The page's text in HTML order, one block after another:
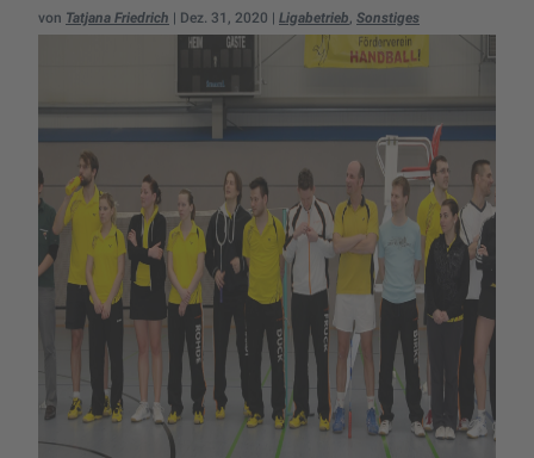
von Tatjana Friedrich | Dez. 31, 2020 | Ligabetrieb, Sonstiges